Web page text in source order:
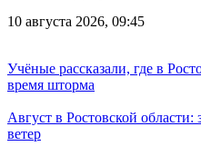
10 августа 2026, 09:45
Учёные рассказали, где в
время шторма
Август в Ростовской
ветер